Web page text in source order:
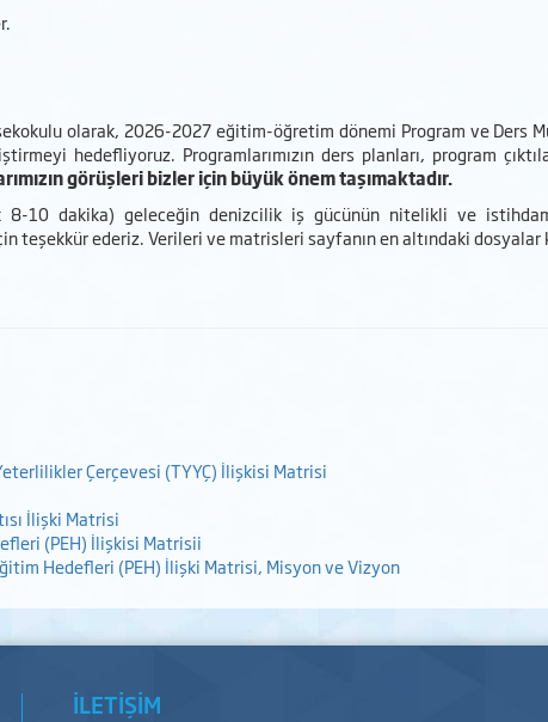
olarak, 2026-2027 eğitim-öğretim dönemi Program ve Ders
hedefliyoruz. Programlarımızın ders planları, program
görüşleri bizler için büyük önem taşımaktadır.
8-10 dakika) geleceğin denizcilik iş gücünün nitelikli ve
teşekkür ederiz. Verileri ve matrisleri sayfanın en altındaki dosyalar
Çerçevesi (TYYÇ) İlişkisi Matrisi
İlişki Matrisi
(PEH) İlişkisi Matrisii
Hedefleri (PEH) İlişki Matrisi, Misyon ve Vizyon
İLETİŞİM